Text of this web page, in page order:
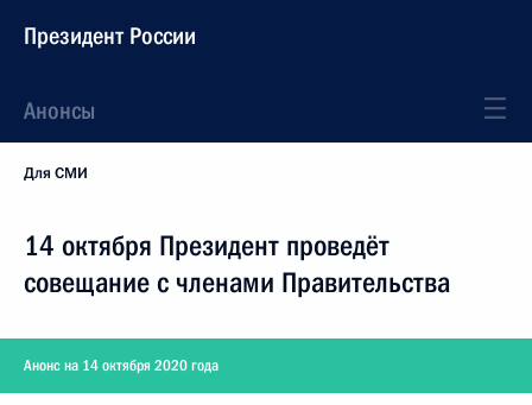
Президент России
Анонсы
Для СМИ
14 октября Президент проведёт
совещание с членами Правительства
Анонс на 14 октября 2020 года